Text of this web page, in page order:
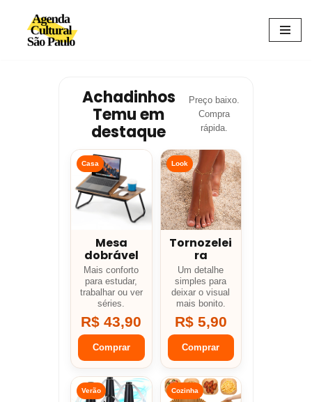
Avançar
Achadinhos
Temu em
destaque
Preço baixo.
Compra
rápida.
Casa
Mesa
dobrável
Mais conforto
para estudar,
trabalhar ou ver
séries.
R$ 43,90
Comprar
Look
Tornozelei
ra
Um detalhe
simples para
deixar o visual
mais bonito.
R$ 5,90
Comprar
Verão Cozinha